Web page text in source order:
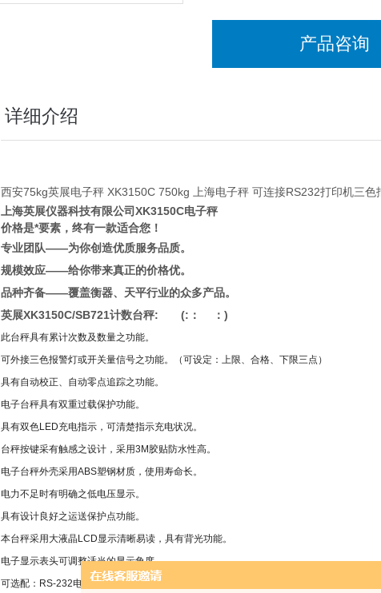
产品咨询
详细介绍
西安75kg英展电子秤 XK3150C 750kg 上海电子秤 可连接RS232打印机三色
上海英展仪器科技有限公司XK3150C电子秤
价格是*要素 ，终有一款适合您 ！
专业团队——为你创造优质服务品质。
规模效应——给你带来真正的价格优。
品种齐备——覆盖衡器、天平行业的众多产品。
英展XK3150C/SB721计数台秤: (: ： ： )
此台秤具有累计次数及数量之功能。
可外接三色报警灯或开关量信号之功能。（可设定：上限、合格、下限三点）
具有自动校正、自动零点追踪之功能。
电子台秤具有双重过载保护功能。
具有双色LED充电指示，可清楚指示充电状况。
台秤按键采有触感之设计，采用3M胶贴防水性高。
电子台秤外壳采用ABS塑钢材质，使用寿命长。
电力不足时有明确之低电压显示。
具有设计良好之运送保护点功能。
本台秤采用大液晶LCD显示清晰易读，具有背光功能。
电子显示表头可调整适当的显示角度。
可选配：RS-232电脑串口通讯接口或RELAY继电器开关量信号之功能，可外接电脑、打